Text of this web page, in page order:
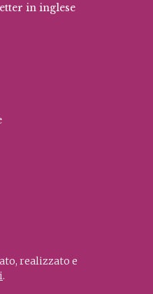
in inglese
realizzato e
.